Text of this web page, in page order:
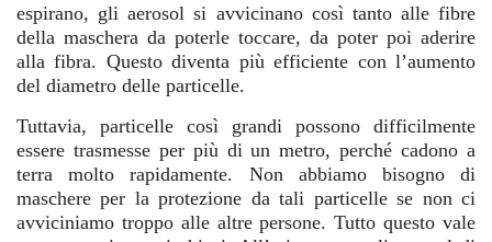
espirano, gli aerosol si avvicinano così tanto alle fibre
della maschera da poterle toccare, da poter poi aderire
alla fibra. Questo diventa più efficiente con l’aumento
del diametro delle particelle.
Tuttavia, particelle così grandi possono difficilmente
essere trasmesse per più di un metro, perché cadono a
terra molto rapidamente. Non abbiamo bisogno di
maschere per la protezione da tali particelle se non ci
avviciniamo troppo alle altre persone. Tutto questo vale